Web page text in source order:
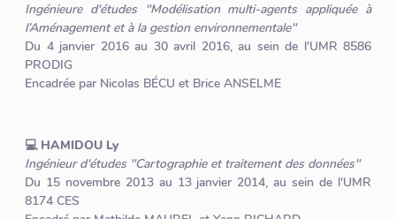
Ingénieure d'études "Modélisation multi-agents appliquée à
l’Aménagement et à la gestion environnementale"
Du 4 janvier 2016 au 30 avril 2016, au sein de l'UMR 8586
PRODIG
Encadrée par Nicolas BÉCU et Brice ANSELME
💻 HAMIDOU Ly
Ingénieur d'études "Cartographie et traitement des données"
Du 15 novembre 2013 au 13 janvier 2014, au sein de l'UMR
8174 CES